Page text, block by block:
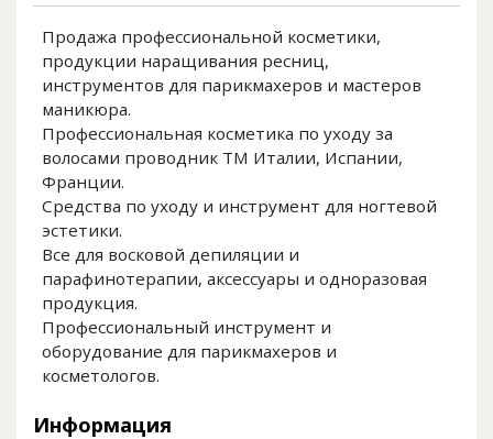
Продажа профессиональной косметики,
продукции наращивания ресниц,
инструментов для парикмахеров и мастеров
маникюра.
Профессиональная косметика по уходу за
волосами проводник ТМ Италии, Испании,
Франции.
Средства по уходу и инструмент для ногтевой
эстетики.
Все для восковой депиляции и
парафинотерапии, аксессуары и одноразовая
продукция.
Профессиональный инструмент и
оборудование для парикмахеров и
косметологов.
Информация